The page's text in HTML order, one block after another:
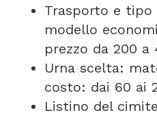
Trasporto e tipo
modello
prezzo da 200 a
Urna scelta:
costo: dai 60 ai
Listino del